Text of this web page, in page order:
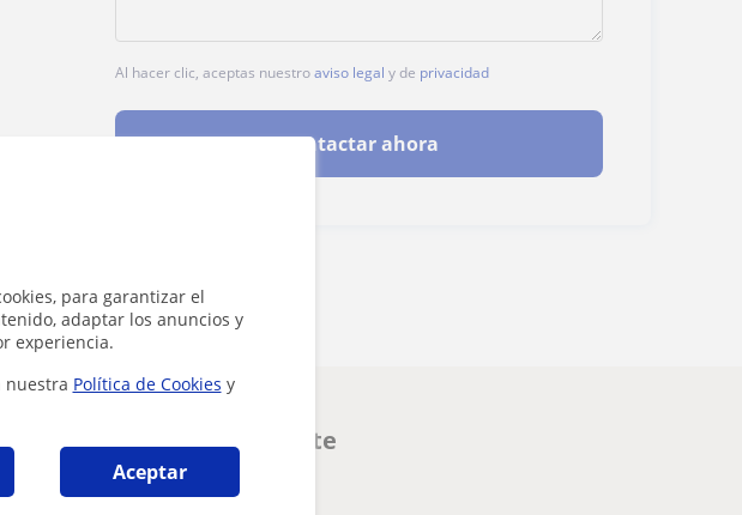
para garantizar el
adaptar los anuncios y
experiencia.
nuestra Política de Cookies y
Aceptar
Al hacer clic, aceptas nuestroaviso legal y de privacidad
Contactar ahora
que pueden interesarte